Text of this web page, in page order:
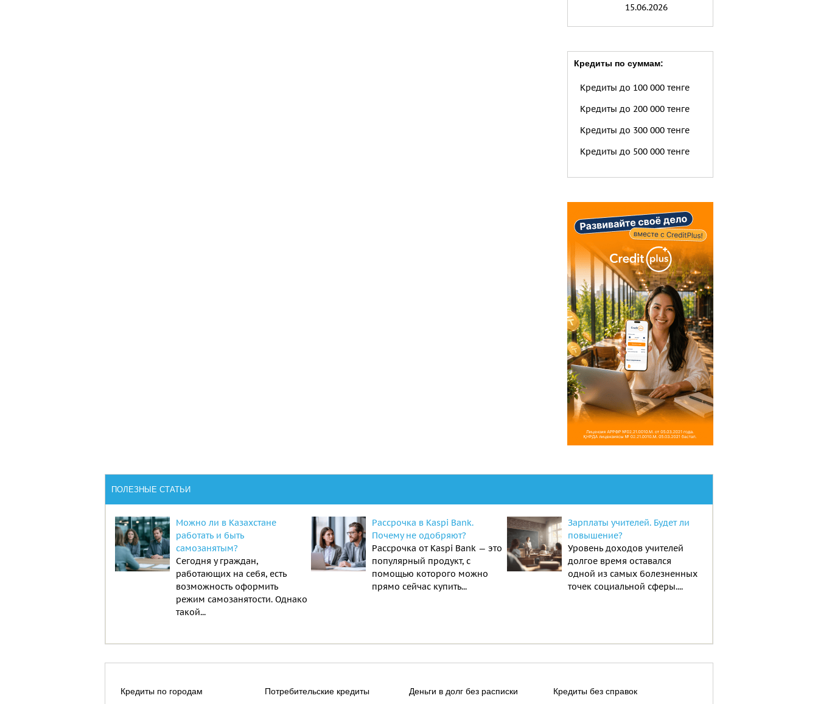
15.06.2026
Кредиты по суммам:
Кредиты до 100 000 тенге
Кредиты до 200 000 тенге
Кредиты до 300 000 тенге
Кредиты до 500 000 тенге
ПОЛЕЗНЫЕ СТАТЬИ
Можно ли в Казахстане
работать и быть
самозанятым?
Сегодня у граждан,
работающих на себя, есть
возможность оформить
режим самозанятости. Однако
такой...
Рассрочка в Kaspi Bank.
Почему не одобряют?
Рассрочка от Kaspi Bank — это
популярный продукт, с
помощью которого можно
прямо сейчас купить...
Зарплаты учителей. Будет ли
повышение?
Уровень доходов учителей
долгое время оставался
одной из самых болезненных
точек социальной сферы....
Кредиты по городам Потребительские кредиты Деньги в долг без расписки Кредиты без справок